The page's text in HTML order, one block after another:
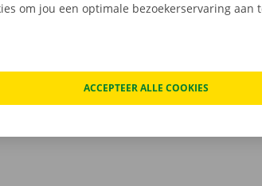
om jou een optimale bezoekerservaring aan
ACCEPTEER ALLE COOKIES